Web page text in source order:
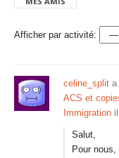
Afficher par activité:
celine_split a
ACS et
Immigration
Salut,
Pour